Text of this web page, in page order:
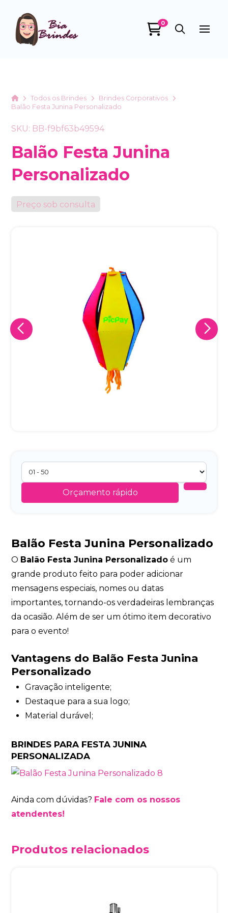
0
HomeTodos os Brindes
Brindes Corporativos
Balão Festa Junina Personalizado
SKU: BB-f9bf63b49594
Balão Festa Junina
Personalizado
Preço sob consulta
Orçamento rápido
Balão Festa Junina Personalizado
O Balão Festa Junina Personalizado é um
grande produto feito para poder adicionar
mensagens especiais, nomes ou datas
importantes, tornando-os verdadeiras lembranças
da ocasião. Além de ser um ótimo item decorativo
para o evento!
Vantagens do Balão Festa Junina
Personalizado
Gravação inteligente;
Destaque para a sua logo;
Material durável;
BRINDES PARA FESTA JUNINA
PERSONALIZADA
Ainda com dúvidas? Fale com os nossos
atendentes!
Produtos relacionados
A nossa empresa está comprometida a proteger e respeitar
sua privacidade, utilizaremos seus dados apenas para fins
de marketing. Você pode alterar suas preferências a
qualquer momento.
Iniciar conversa